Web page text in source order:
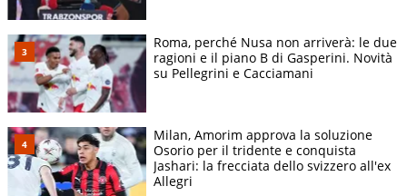
Roma, perché Nusa non arriverà: le due
ragioni e il piano B di Gasperini. Novità
su Pellegrini e Cacciamani
Milan, Amorim approva la soluzione
Osorio per il tridente e conquista
Jashari: la frecciata dello svizzero all'ex
Allegri